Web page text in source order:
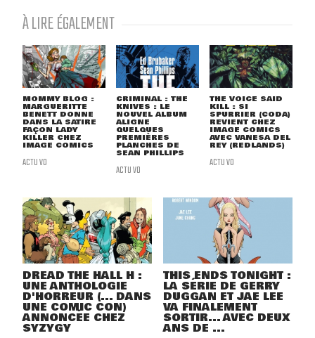
À LIRE ÉGALEMENT
MOMMY BLOG :
MARGUERITTE
BENETT DONNE
DANS LA SATIRE
FAÇON LADY
KILLER CHEZ
IMAGE COMICS
ACTU VO
CRIMINAL : THE
KNIVES : LE
NOUVEL ALBUM
ALIGNE
QUELQUES
PREMIÈRES
PLANCHES DE
SEAN PHILLIPS
ACTU VO
THE VOICE SAID
KILL : SI
SPURRIER (CODA)
REVIENT CHEZ
IMAGE COMICS
AVEC VANESA DEL
REY (REDLANDS)
ACTU VO
DREAD THE HALL H :
UNE ANTHOLOGIE
D'HORREUR (... DANS
UNE COMIC CON)
ANNONCÉE CHEZ
SYZYGY
THIS ENDS TONIGHT :
LA SÉRIE DE GERRY
DUGGAN ET JAE LEE
VA FINALEMENT
SORTIR... AVEC DEUX
ANS DE ...